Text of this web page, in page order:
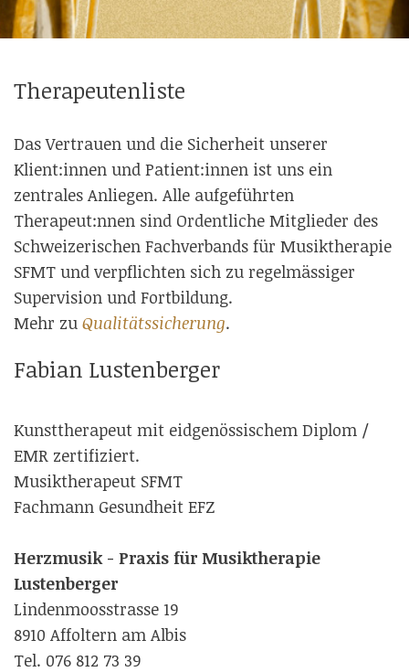
Therapeutenliste
Das Vertrauen und die Sicherheit unserer
Klient:innen und Patient:innen ist uns ein
zentrales Anliegen. Alle aufgeführten
Therapeut:nnen sind Ordentliche Mitglieder des
Schweizerischen Fachverbands für Musiktherapie
SFMT und verpflichten sich zu regelmässiger
Supervision und Fortbildung.
Mehr zu Qualitätssicherung.
Fabian Lustenberger
Kunsttherapeut mit eidgenössischem Diplom /
EMR zertifiziert.
Musiktherapeut SFMT
Fachmann Gesundheit EFZ
Herzmusik - Praxis für Musiktherapie
Lustenberger
Lindenmoosstrasse 19
8910 Affoltern am Albis
Tel. 076 812 73 39